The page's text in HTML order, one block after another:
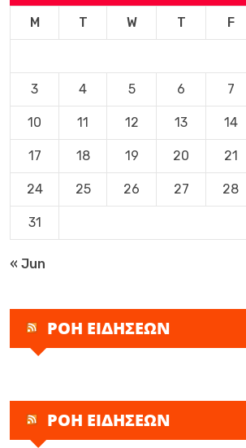
M T W T F
3 4 5 6 7
10 11 12 13 14
17 18 19 20 21
24 25 26 27 28
31
« Jun
ΡΟΗ ΕΙΔΗΣΕΩΝ
ΡΟΗ ΕΙΔΗΣΕΩΝ